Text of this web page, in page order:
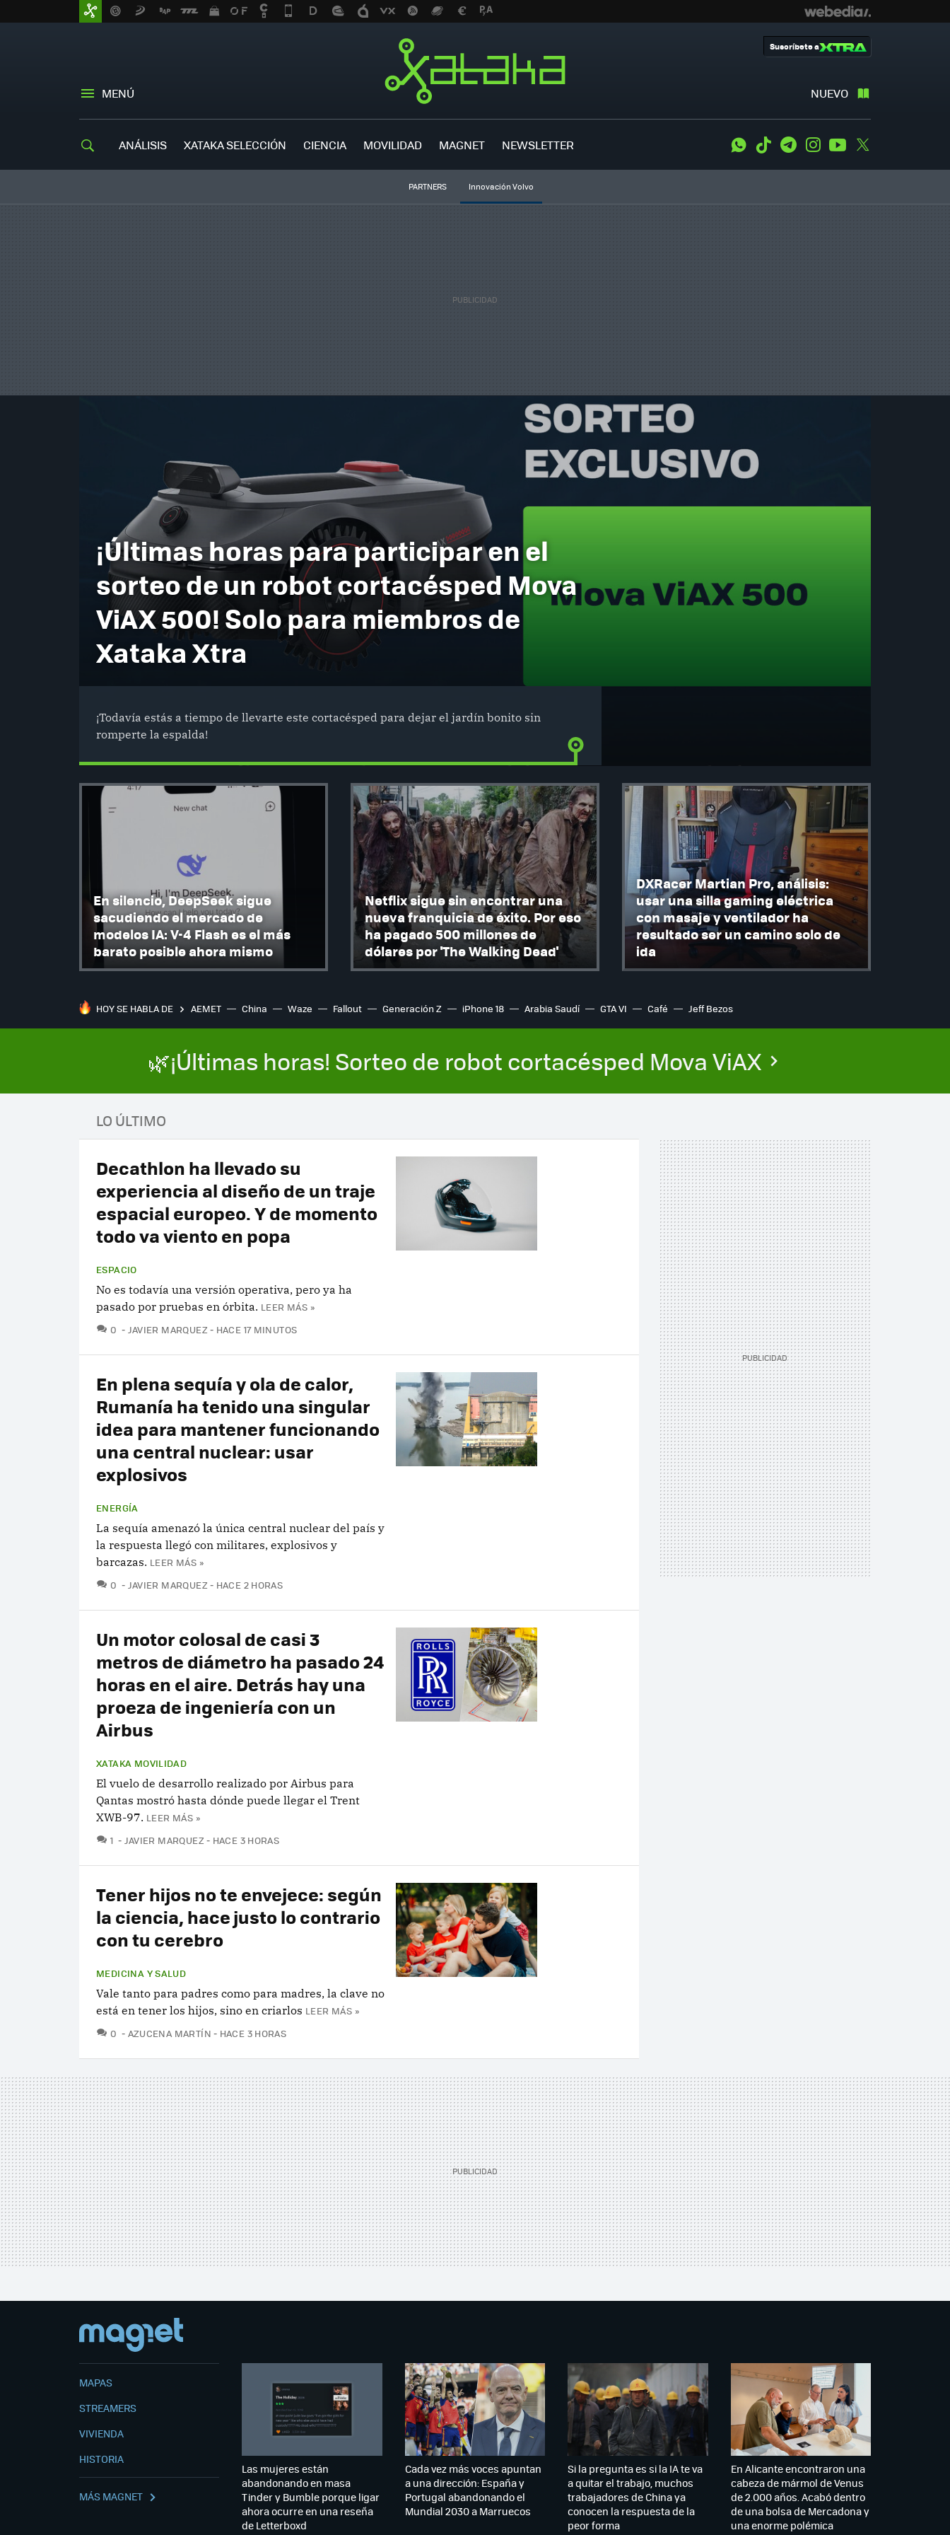
MENÚ NUEVO
Suscríbete a
ANÁLISIS XATAKA SELECCIÓN CIENCIA MOVILIDAD MAGNET NEWSLETTER WhatsApp
Tiktok TelegramInstagramYoutube
PARTNERS Innovación Volvo
¡Últimas horas para participar en el
sorteo de un robot cortacésped Mova
ViAX 500! Solo para miembros de
Xataka Xtra
¡Todavía estás a tiempo de llevarte este cortacésped para dejar el jardín bonito sin
romperte la espalda!
En silencio, DeepSeek sigue
sacudiendo el mercado de
modelos IA: V-4 Flash es el más
barato posible ahora mismo
Netflix sigue sin encontrar una
nueva franquicia de éxito. Por eso
ha pagado 500 millones de
dólares por 'The Walking Dead'
DXRacer Martian Pro, análisis:
usar una silla gaming eléctrica
con masaje y ventilador ha
resultado ser un camino solo de
ida
HOY SE HABLA DE AEMET China Waze Fallout Generación Z iPhone 18 Arabia Saudí GTA VI Café Jeff Bezos
🌿¡Últimas horas! Sorteo de robot cortacésped Mova ViAX
LO ÚLTIMO
Decathlon ha llevado su
experiencia al diseño de un traje
espacial europeo. Y de momento
todo va viento en popa
ESPACIO
No es todavía una versión operativa, pero ya ha
pasado por pruebas en órbita. LEER MÁS »
0 COMENTARIOS
JAVIER MARQUEZ HACE 17 MINUTOS
En plena sequía y ola de calor,
Rumanía ha tenido una singular
idea para mantener funcionando
una central nuclear: usar
explosivos
ENERGÍA
La sequía amenazó la única central nuclear del país y
la respuesta llegó con militares, explosivos y
barcazas. LEER MÁS »
0 COMENTARIOS
JAVIER MARQUEZ HACE 2 HORAS
Un motor colosal de casi 3
metros de diámetro ha pasado 24
horas en el aire. Detrás hay una
proeza de ingeniería con un
Airbus
XATAKA MOVILIDAD
El vuelo de desarrollo realizado por Airbus para
Qantas mostró hasta dónde puede llegar el Trent
XWB-97. LEER MÁS »
1 COMENTARIOS
JAVIER MARQUEZ HACE 3 HORAS
Tener hijos no te envejece: según
la ciencia, hace justo lo contrario
con tu cerebro
MEDICINA Y SALUD
Vale tanto para padres como para madres, la clave no
está en tener los hijos, sino en criarlos LEER MÁS »
0 COMENTARIOS
AZUCENA MARTÍN HACE 3 HORAS
MAPAS
STREAMERS
VIVIENDA
HISTORIA
MÁS MAGNET
Las mujeres están
abandonando en masa
Tinder y Bumble porque ligar
ahora ocurre en una reseña
de Letterboxd
Cada vez más voces apuntan
a una dirección: España y
Portugal abandonando el
Mundial 2030 a Marruecos
Si la pregunta es si la IA te va
a quitar el trabajo, muchos
trabajadores de China ya
conocen la respuesta de la
peor forma
En Alicante encontraron una
cabeza de mármol de Venus
de 2.000 años. Acabó dentro
de una bolsa de Mercadona y
una enorme polémica